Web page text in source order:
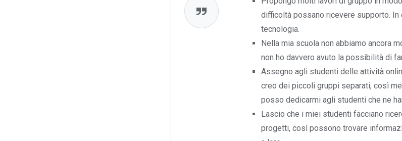
difficoltà possano ricevere supporto.
tecnologia.
Nella mia scuola non abbiamo ancora
non ho davvero avuto la possibilità di
Assegno agli studenti delle attività
creo dei piccoli gruppi separati, così
posso dedicarmi agli studenti che ne
Lascio che i miei studenti facciano
progetti, così possono trovare